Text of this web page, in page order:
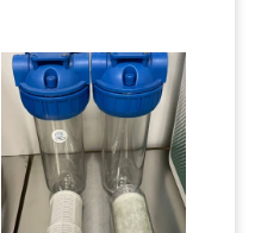
39,99 €.
è:
38,99 €.